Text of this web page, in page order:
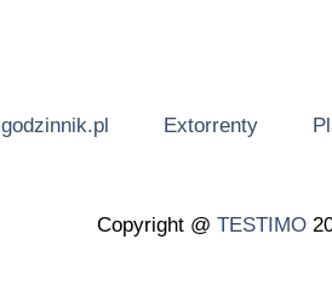
godzinnik.pl Extorrenty
Copyright @ TESTIMO